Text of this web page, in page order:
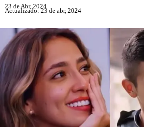
23 de Abr, 2024
Actualizado: 23 de abr, 2024